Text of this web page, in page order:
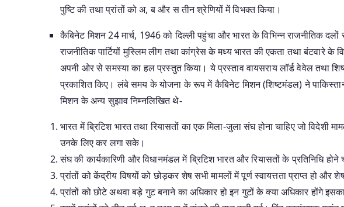
पुष्टि की तथा प्रांतों को अ, ब और स तीन श्रेणियों में विभक्त किया।
कैबिनेट मिशन 24 मार्च, 1946 को दिल्ली पहुंचा और भारत के विभिन्न राजनीतिक
राजनीतिक पार्टियों मुस्लिम लीग तथा कांग्रेस के मध्य भारत की एकता तथा बंटवारे के
अपनी ओर से समस्या का हल प्रस्तुत किया। ये प्रस्ताव वायसराय लॉर्ड वेवेल तथा
प्रकाशित किए। लंबे समय के योजना के रूप में कैबिनेट मिशन (शिष्टमंडल) ने
मिशन के अन्य सुझाव निम्नलिखित थे-
भारत में ब्रिटिश भारत तथा रियासतों का एक मिला-जुला संघ होना चाहिए जो विदेशी
उनके लिए कर लगा सके।
संघ की कार्यकारिणी और विधानमंडल में ब्रिटिश भारत और रियासतों के प्रतिनिधि होने
प्रांतों को केंद्रीय विषयों को छोड़कर शेष सभी मामलों में पूर्ण स्वायत्तता प्राप्त हो और
प्रांतों को छोटे अथवा बड़े गुट बनाने का अधिकार हो इन गुटों के क्या अधिकार होंगे